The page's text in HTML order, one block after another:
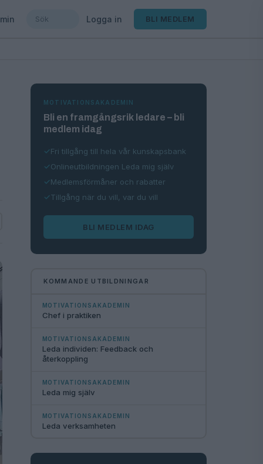
Logga in BLI MEDLEM
MOTIVATIONSAKADEMIN
Bli en framgångsrik ledare – bli
medlem idag
Fri tillgång till hela vår kunskapsbank
Onlineutbildningen Leda mig själv
Medlemsförmåner och rabatter
Tillgång när du vill, var du vill
BLI MEDLEM IDAG
KOMMANDE UTBILDNINGAR
MOTIVATIONSAKADEMIN
Chef i praktiken
MOTIVATIONSAKADEMIN
Leda individen: Feedback och
återkoppling
MOTIVATIONSAKADEMIN
Leda mig själv
MOTIVATIONSAKADEMIN
Leda verksamheten